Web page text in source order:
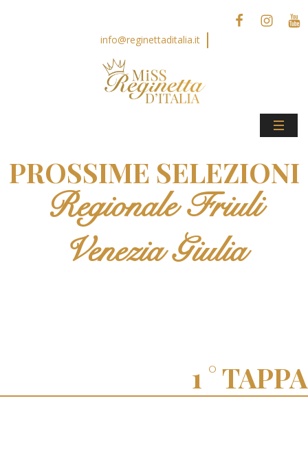
info@reginettaditalia.it
PROSSIME SELEZIONI
Regionale Friuli
Venezia Giulia
TAPPA